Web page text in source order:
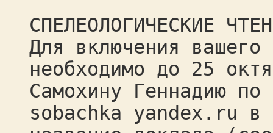
СПЕЛЕОЛОГИЧЕСКИЕ
Для включения вашего
необходимо до 25
Самохину Геннадию
sobachka yandex.ru в